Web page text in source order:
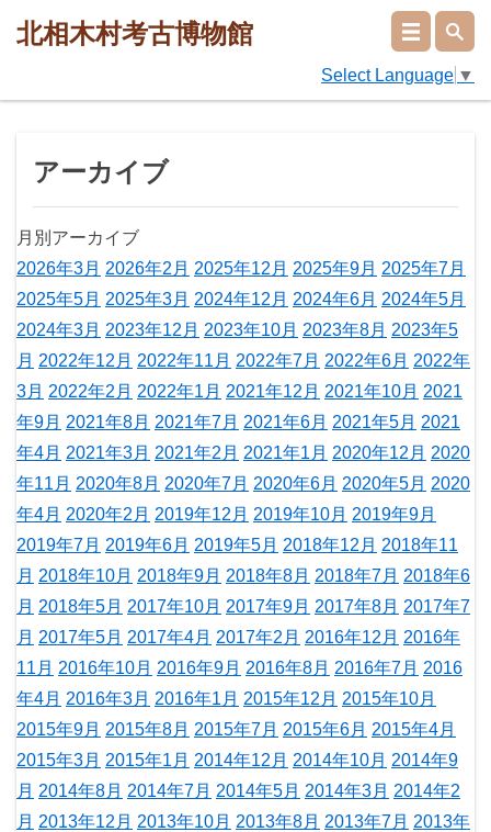
北相木村考古博物館
Select Language ▼
アーカイブ
月別アーカイブ
2026年3月 2026年2月 2025年12月 2025年9月 2025年7月
2025年5月 2025年3月 2024年12月 2024年6月 2024年5月
2024年3月 2023年12月 2023年10月 2023年8月 2023年5
月 2022年12月 2022年11月 2022年7月 2022年6月 2022年
3月 2022年2月 2022年1月 2021年12月 2021年10月 2021
年9月 2021年8月 2021年7月 2021年6月 2021年5月 2021
年4月 2021年3月 2021年2月 2021年1月 2020年12月 2020
年11月 2020年8月 2020年7月 2020年6月 2020年5月 2020
年4月 2020年2月 2019年12月 2019年10月 2019年9月
2019年7月 2019年6月 2019年5月 2018年12月 2018年11
月 2018年10月 2018年9月 2018年8月 2018年7月 2018年6
月 2018年5月 2017年10月 2017年9月 2017年8月 2017年7
月 2017年5月 2017年4月 2017年2月 2016年12月 2016年
11月 2016年10月 2016年9月 2016年8月 2016年7月 2016
年4月 2016年3月 2016年1月 2015年12月 2015年10月
2015年9月 2015年8月 2015年7月 2015年6月 2015年4月
2015年3月 2015年1月 2014年12月 2014年10月 2014年9
月 2014年8月 2014年7月 2014年5月 2014年3月 2014年2
月 2013年12月 2013年10月 2013年8月 2013年7月 2013年